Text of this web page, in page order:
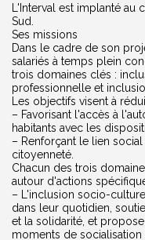
L'Interval est implanté
Sud.
Ses missions
Dans le cadre de son
salariés à temps plein
trois domaines clés :
professionnelle et
Les objectifs visent à
– Favorisant l'accès à
habitants avec les
– Renforçant le lien
citoyenneté.
Chacun des trois
autour d'actions
– L'inclusion socio-
dans leur quotidien,
et la solidarité, et
moments de